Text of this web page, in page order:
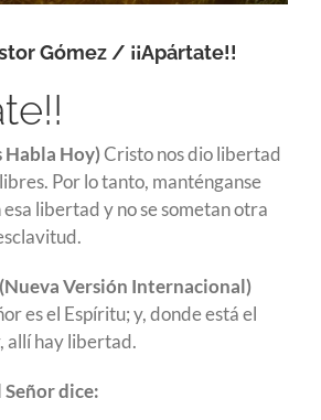
Gómez / ¡¡Apártate!!
Habla Hoy)Cristo nos dio libertad
Por lo tanto, manténganse
libertad y no se sometan otra
Versión Internacional)
es el Espíritu; y, donde está el
allí hay libertad.
Señor dice: